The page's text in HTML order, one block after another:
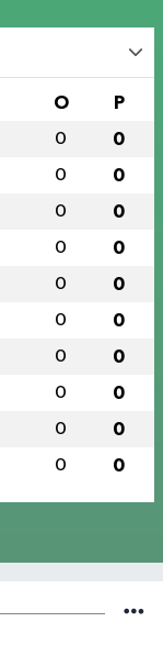
O P
0 0
0 0
0 0
0 0
0 0
0 0
0 0
0 0
0 0
0 0